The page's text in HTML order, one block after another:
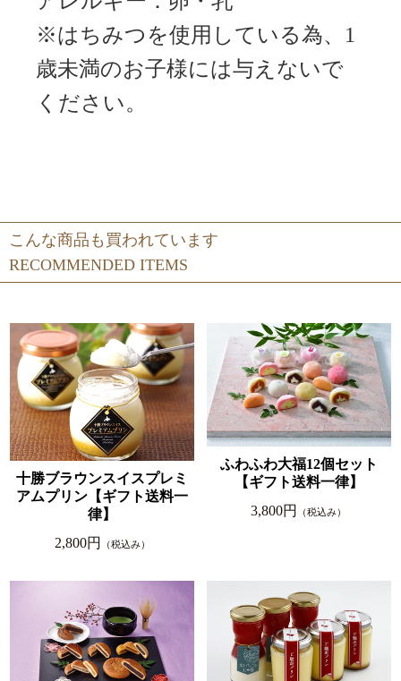
※はちみつを使用している為、1
歳未満のお子様には与えないで
ください。
RECOMMENDED ITEMS
こんな商品も買われています
十勝ブラウンスイスプレミ
アムプリン【ギフト送料一
律】
2,800円
（税込み）
ふわふわ大福12個セット
【ギフト送料一律】
3,800円
（税込み）